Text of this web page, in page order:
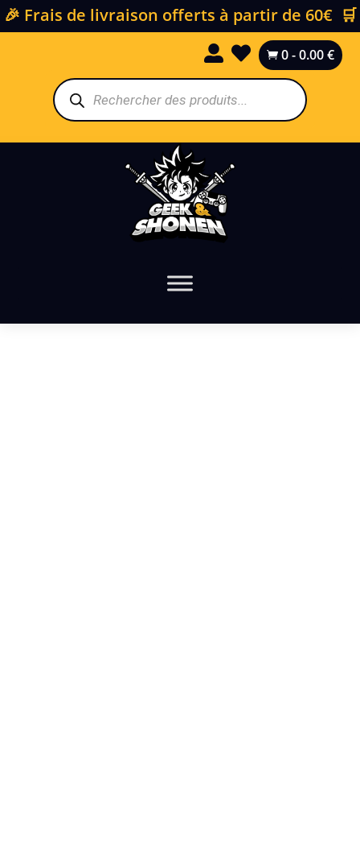
🎉 Frais de livraison offerts à partir de 60€ 🛒
   0-0.00€
Recherche
de
produits